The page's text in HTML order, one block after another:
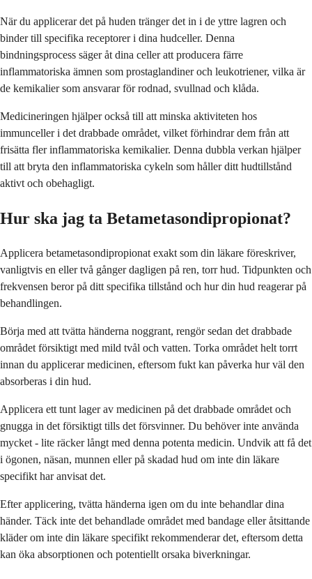
När du applicerar det på huden tränger det in i de yttre lagren och
binder till specifika receptorer i dina hudceller. Denna
bindningsprocess säger åt dina celler att producera färre
inflammatoriska ämnen som prostaglandiner och leukotriener, vilka är
de kemikalier som ansvarar för rodnad, svullnad och klåda.
Medicineringen hjälper också till att minska aktiviteten hos
immunceller i det drabbade området, vilket förhindrar dem från att
frisätta fler inflammatoriska kemikalier. Denna dubbla verkan hjälper
till att bryta den inflammatoriska cykeln som håller ditt hudtillstånd
aktivt och obehagligt.
Hur ska jag ta Betametasondipropionat?
Applicera betametasondipropionat exakt som din läkare föreskriver,
vanligtvis en eller två gånger dagligen på ren, torr hud. Tidpunkten och
frekvensen beror på ditt specifika tillstånd och hur din hud reagerar på
behandlingen.
Börja med att tvätta händerna noggrant, rengör sedan det drabbade
området försiktigt med mild tvål och vatten. Torka området helt torrt
innan du applicerar medicinen, eftersom fukt kan påverka hur väl den
absorberas i din hud.
Applicera ett tunt lager av medicinen på det drabbade området och
gnugga in det försiktigt tills det försvinner. Du behöver inte använda
mycket - lite räcker långt med denna potenta medicin. Undvik att få det
i ögonen, näsan, munnen eller på skadad hud om inte din läkare
specifikt har anvisat det.
Efter applicering, tvätta händerna igen om du inte behandlar dina
händer. Täck inte det behandlade området med bandage eller åtsittande
kläder om inte din läkare specifikt rekommenderar det, eftersom detta
kan öka absorptionen och potentiellt orsaka biverkningar.